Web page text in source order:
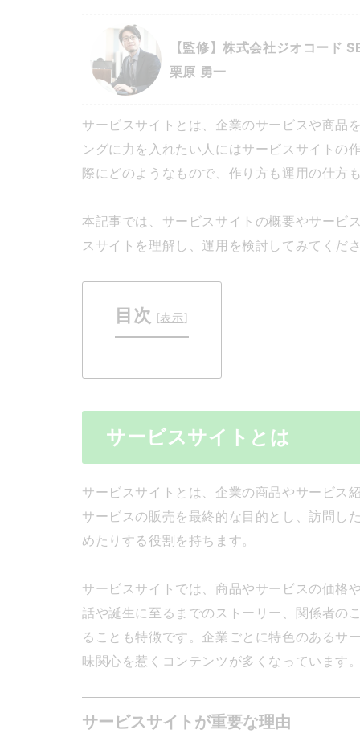
【監修】株式会社ジオコード
栗原 勇一
サービスサイトとは、企業のサービスや商品
ングに力を入れたい人にはサービスサイトの
際にどのようなもので、作り方も運用の仕方
本記事では、サービスサイトの概要やサービ
スサイトを理解し、運用を検討してみてくだ
目次 [表示]
サービスサイトとは
サービスサイトとは、企業の商品やサービス
サービスの販売を最終的な目的とし、訪問し
めたりする役割を持ちます。
サービスサイトでは、商品やサービスの価格
話や誕生に至るまでのストーリー、関係者の
ることも特徴です。企業ごとに特色のあるサ
味関心を惹くコンテンツが多くなっています
サービスサイトが重要な理由